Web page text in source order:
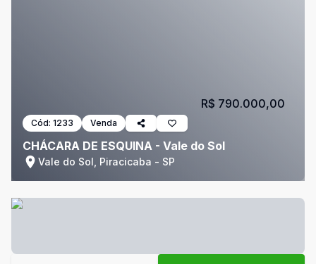
Cód: 1233 Venda
CHÁCARA DE ESQUINA - Vale do Sol
Vale do Sol, Piracicaba - SP
R$ 790.000,00